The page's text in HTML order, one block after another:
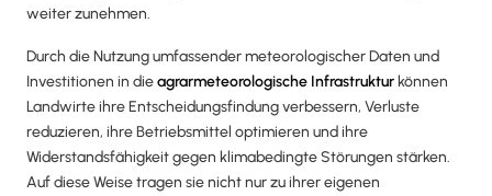
weiter zunehmen.
Durch die Nutzung umfassender meteorologischer Daten und
Investitionen in dieagrarmeteorologische Infrastruktur können
Landwirte ihre Entscheidungsfindung verbessern, Verluste
reduzieren, ihre Betriebsmittel optimieren und ihre
Widerstandsfähigkeit gegen klimabedingte Störungen stärken.
Auf diese Weise tragen sie nicht nur zu ihrer eigenen